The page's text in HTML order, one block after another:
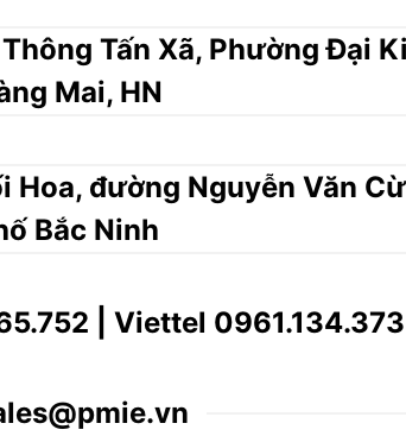
Tấn Xã, Phường Đại
Mai, HN
Hoa, đường Nguyễn Văn
Bắc Ninh
| Viettel 0961.134.373